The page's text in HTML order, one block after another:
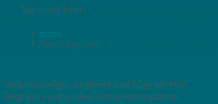
Sie sind hier:
Home
Tipps & Angebote
Veranstaltungen, Angebote und Tipps der FKU-
Mitglieder und unserer Kooperationspartner